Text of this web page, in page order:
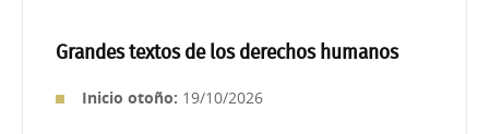
Grandes textos de los derechos humanos
Inicio otoño: 19/10/2026